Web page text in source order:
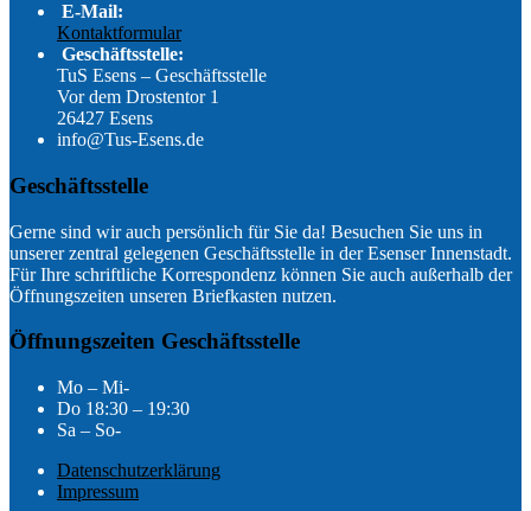
E-Mail:
Kontaktformular
Geschäftsstelle:
TuS Esens – Geschäftsstelle
Vor dem Drostentor 1
26427 Esens
info@Tus-Esens.de
Geschäftsstelle
Gerne sind wir auch persönlich für Sie da! Besuchen Sie uns in
unserer zentral gelegenen Geschäftsstelle in der Esenser Innenstadt.
Für Ihre schriftliche Korrespondenz können Sie auch außerhalb der
Öffnungszeiten unseren Briefkasten nutzen.
Öffnungszeiten Geschäftsstelle
Mo – Mi-
Do 18:30 – 19:30
Sa – So-
Datenschutzerklärung
Impressum